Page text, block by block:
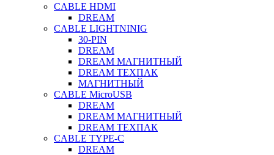
CABLE HDMI
DREAM
CABLE LIGHTNINIG
30-PIN
DREAM
DREAM МАГНИТНЫЙ
DREAM ТЕХПАК
МАГНИТНЫЙ
CABLE MicroUSB
DREAM
DREAM МАГНИТНЫЙ
DREAM ТЕХПАК
CABLE TYPE-C
DREAM